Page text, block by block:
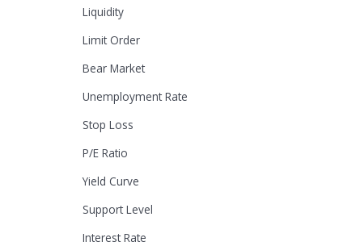
Liquidity
Limit Order
Bear Market
Unemployment Rate
Stop Loss
P/E Ratio
Yield Curve
Support Level
Interest Rate